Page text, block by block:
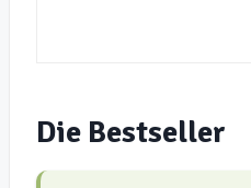
Die Bestseller